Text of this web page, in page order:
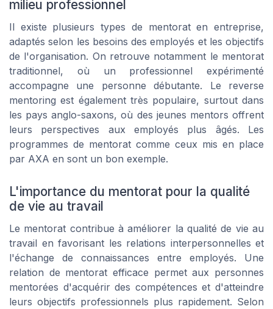
milieu professionnel
Il existe plusieurs types de mentorat en entreprise,
adaptés selon les besoins des employés et les objectifs
de l'organisation. On retrouve notamment le mentorat
traditionnel, où un professionnel expérimenté
accompagne une personne débutante. Le reverse
mentoring est également très populaire, surtout dans
les pays anglo-saxons, où des jeunes mentors offrent
leurs perspectives aux employés plus âgés. Les
programmes de mentorat comme ceux mis en place
par AXA en sont un bon exemple.
L'importance du mentorat pour la qualité
de vie au travail
Le mentorat contribue à améliorer la qualité de vie au
travail en favorisant les relations interpersonnelles et
l'échange de connaissances entre employés. Une
relation de mentorat efficace permet aux personnes
mentorées d'acquérir des compétences et d'atteindre
leurs objectifs professionnels plus rapidement. Selon